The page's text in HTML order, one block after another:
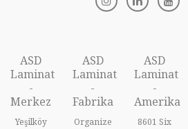
ASD
Laminat
-
Merkez
Yeşilköy
ASD
Laminat
-
Fabrika
Organize
ASD
Laminat
-
Amerika
8601 Six